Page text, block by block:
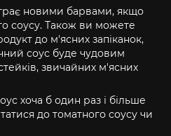
новими барвами, якщо
соусу. Також ви можете
до м'ясних запіканок,
соус буде чудовим
звичайних м'ясних
хоча б один раз і більше
до томатного соусу чи